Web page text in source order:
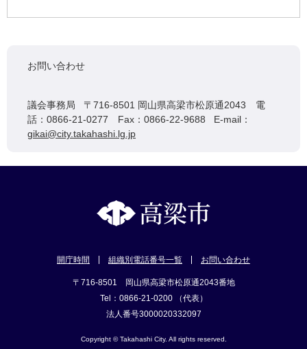
お問い合わせ
議会事務局 〒716-8501 岡山県高梁市松原通2043 電
話：0866-21-0277 Fax：0866-22-9688 E-mail：
gikai@city.takahashi.lg.jp
開庁時間 組織別電話番号一覧 お問い合わせ
〒716-8501 岡山県高梁市松原通2043番地
Tel：0866-21-0200 （代表）
法人番号3000020332097
Copyright © Takahashi City. All rights reserved.